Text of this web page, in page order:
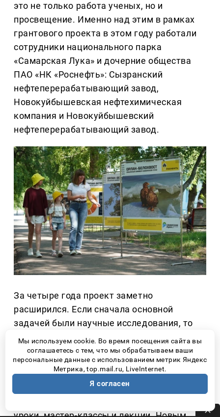
это не только работа ученых, но и
просвещение. Именно над этим в рамках
грантового проекта в этом году работали
сотрудники национального парка
«Самарская Лука» и дочерние общества
ПАО «НК «Роснефть»: Сызранский
нефтеперерабатывающий завод,
Новокуйбышевская нефтехимическая
компания и Новокуйбышевский
нефтеперерабатывающий завод.
За четыре года проект заметно
расширился. Если сначала основной
задачей были научные исследования, то
сегодня большое внимание уделяется
экологическому просвещению.
В 2026 г. для школьников подготовили
красочный буклет об орлане-белохвосте,
Мы используем cookie. Во время посещения сайта вы
соглашаетесь с тем, что мы обрабатываем ваши
персональные данные с использованием метрик Яндекс
Метрика, top.mail.ru, LiveInternet.
Я согласен